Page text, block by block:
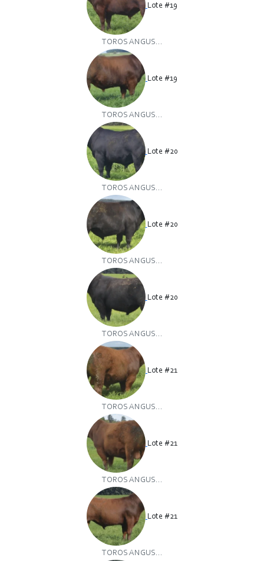
Lote #19
TOROS ANGUS...
Lote #19
TOROS ANGUS...
Lote #20
TOROS ANGUS...
Lote #20
TOROS ANGUS...
Lote #20
TOROS ANGUS...
Lote #21
TOROS ANGUS...
Lote #21
TOROS ANGUS...
Lote #21
TOROS ANGUS...